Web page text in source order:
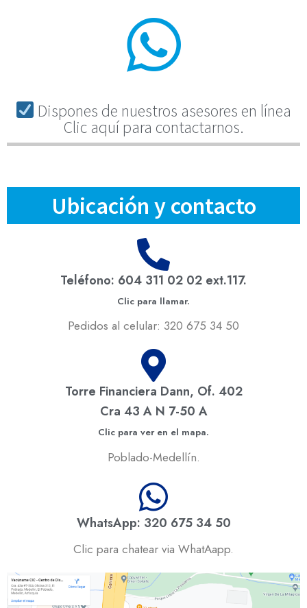
Dispones de nuestros asesores en línea
Clic aquí para contactarnos.
Ubicación y contacto
Teléfono: 604 311 02 02 ext.117.
Clic para llamar.
Pedidos al celular: 320 675 34 50
Torre Financiera Dann, Of. 402
Cra 43 A N 7-50 A
Clic para ver en el mapa.
Poblado-Medellín.
WhatsApp: 320 675 34 50
Clic para chatear via WhatAapp.